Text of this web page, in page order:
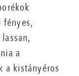
a
a kistányéros